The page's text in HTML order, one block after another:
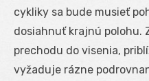
cykliky sa bude musieť
dosiahnuť krajnú polohu.
prechodu do visenia,
vyžaduje rázne